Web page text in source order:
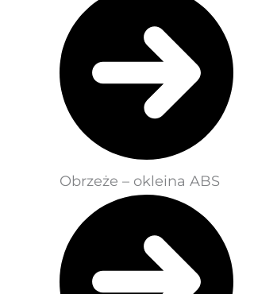
Obrzeże – okleina ABS